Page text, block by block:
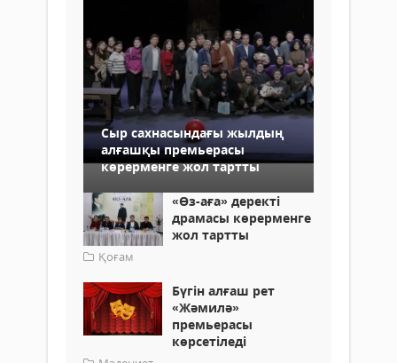
Сыр сахнасындағы жылдың
алғашқы премьерасы
көрерменге жол тартты
«Өз-аға» деректі
драмасы көрерменге
жол тартты
Қоғам
Бүгін алғаш рет
«Жәмилә»
премьерасы
көрсетіледі